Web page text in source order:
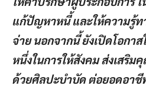
แก้ปัญหาหนี้ และให้ความรู้ท
จ่าย นอกจากนี้ ยังเปิดโอกา
หนึ่งในการให้สังคม ส่งเสริ
ด้วยศิลปะบำบัด ต่อยอดอาชี